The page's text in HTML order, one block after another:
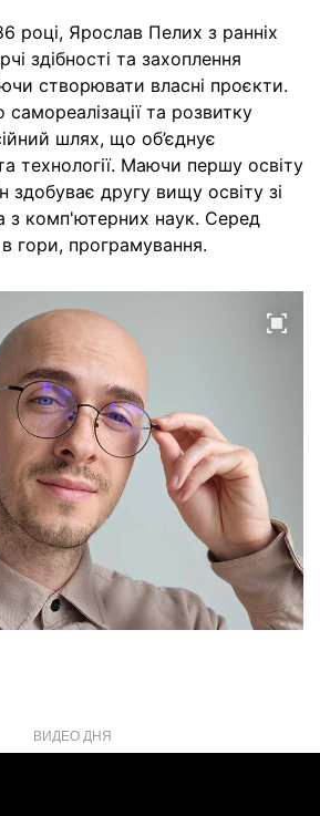
році, Ярослав Пелих з ранніх
здібності та захоплення
створювати власні проєкти.
та розвитку
шлях, що об’єднує
технології. Маючи першу освіту
здобуває другу вищу освіту зі
з комп'ютерних наук. Серед
гори, програмування.
ВИДЕО ДНЯ